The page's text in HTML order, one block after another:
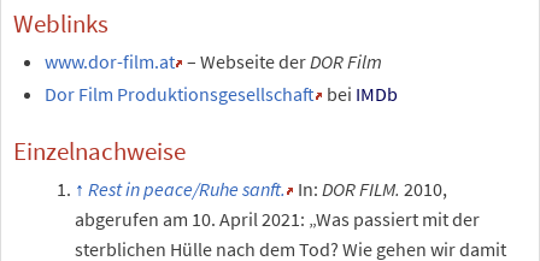
Weblinks
www.dor-film.at – Webseite derDOR Film
Dor Film Produktionsgesellschaft bei IMDb
Einzelnachweise
Rest in peace/Ruhe sanft. In: DOR FILM. 2010,
abgerufen am 10. April 2021: „Was passiert mit der
sterblichen Hülle nach dem Tod? Wie gehen wir damit